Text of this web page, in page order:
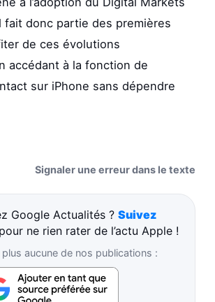
fait donc partie des premières
de ces évolutions
accédant à la fonction de
sur iPhone sans dépendre
Signaler une erreur dans le texte
Google Actualités ? Suivez
pour ne rien rater de l’actu Apple !
aucune de nos publications :